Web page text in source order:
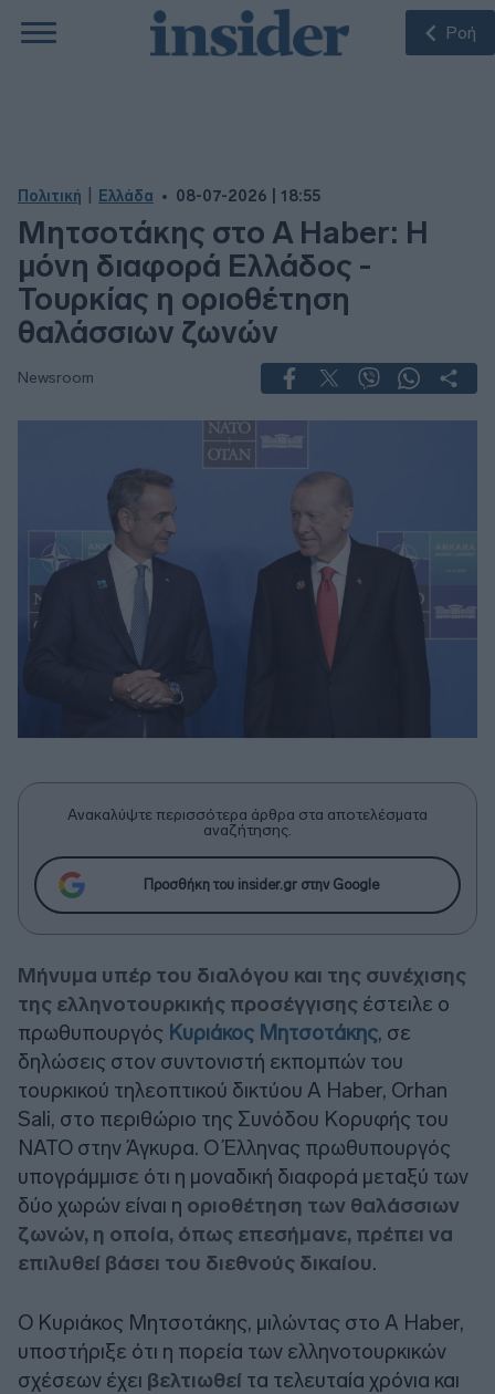
Ροή
Πολιτική Ελλάδα 08-07-2026 | 18:55
Μητσοτάκης στο A Haber: Η
μόνη διαφορά Ελλάδος -
Τουρκίας η οριοθέτηση
θαλάσσιων ζωνών
Newsroom
Ανακαλύψτε περισσότερα άρθρα στα αποτελέσματα
αναζήτησης.
Προσθήκη του insider.gr στην Google
Μήνυμα υπέρ του διαλόγου και της συνέχισης
της ελληνοτουρκικής προσέγγισης έστειλε ο
πρωθυπουργός Κυριάκος Μητσοτάκης, σε
δηλώσεις στον συντονιστή εκπομπών του
τουρκικού τηλεοπτικού δικτύου A Haber, Orhan
Sali, στο περιθώριο της Συνόδου Κορυφής του
ΝΑΤΟ στην Άγκυρα. Ο Έλληνας πρωθυπουργός
υπογράμμισε ότι η μοναδική διαφορά μεταξύ των
δύο χωρών είναι η οριοθέτηση των θαλάσσιων
ζωνών, η οποία, όπως επεσήμανε, πρέπει να
επιλυθεί βάσει του διεθνούς δικαίου.
Ο Κυριάκος Μητσοτάκης, μιλώντας στο A Haber,
υποστήριξε ότι η πορεία των ελληνοτουρκικών
σχέσεων έχει βελτιωθεί τα τελευταία χρόνια και